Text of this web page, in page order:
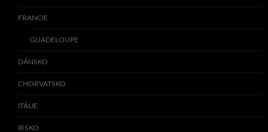
FRANCIE
GUADELOUPE
DÁNSKO
CHORVATSKO
ITÁLIE
IRSKO